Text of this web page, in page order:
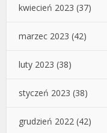
kwiecień 2023 (37)
marzec 2023 (42)
luty 2023 (38)
styczeń 2023 (38)
grudzień 2022 (42)